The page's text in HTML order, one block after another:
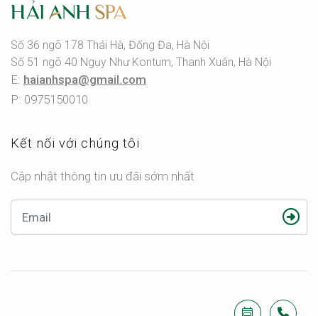
Số 36 ngõ 178 Thái Hà, Đống Đa, Hà Nội
Số 51 ngõ 40 Ngụy Như Kontum, Thanh Xuân, Hà Nội
E: haianhspa@gmail.com
P: 0975150010
Kết nối với chúng tôi
Cập nhật thông tin ưu đãi sớm nhất